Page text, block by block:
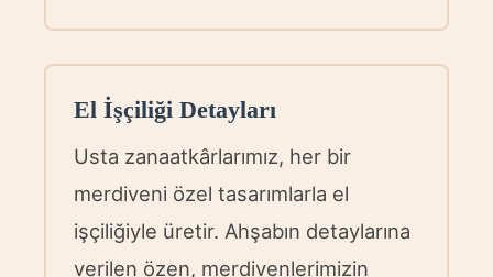
El İşçiliği Detayları
Usta zanaatkârlarımız, her bir
merdiveni özel tasarımlarla el
işçiliğiyle üretir. Ahşabın detaylarına
verilen özen, merdivenlerimizin